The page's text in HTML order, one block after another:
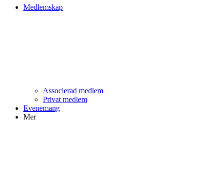
Medlemskap
Associerad medlem
Privat medlem
Evenemang
Mer